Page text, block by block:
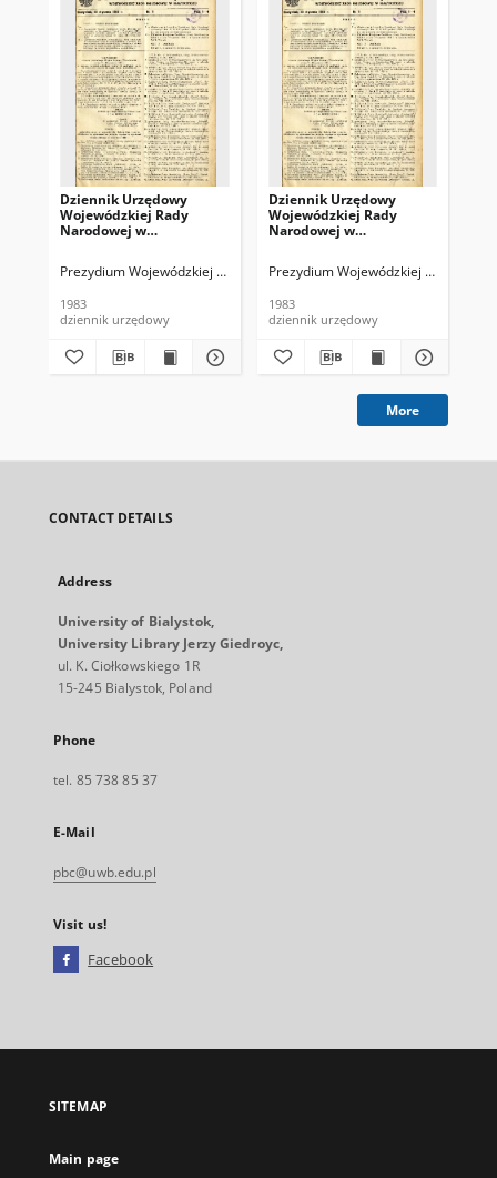
Dziennik Urzędowy
Wojewódzkiej Rady
Narodowej w
Prezydium Wojewódzkiej Rady Narodowej (Białystok). Red.
1983
dziennik urzędowy
Dziennik Urzędowy
Wojewódzkiej Rady
Narodowej w
Prezydium Wojewódzkiej Rady
1983
dziennik urzędowy
More
CONTACT DETAILS
Address
University of Bialystok,
University Library Jerzy Giedroyc,
ul. K. Ciołkowskiego 1R
15-245 Bialystok, Poland
Phone
tel. 85 738 85 37
E-Mail
pbc@uwb.edu.pl
Visit us!
Facebook
open
new
SITEMAP
Main page